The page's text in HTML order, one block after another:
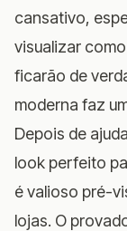
cansativo,
visualizar
ficarão de
moderna faz
Depois de
look perfeito
é valioso pré-
lojas. O